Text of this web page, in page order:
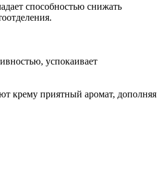
способностью снижать
успокаивает
крему приятный аромат, дополняя